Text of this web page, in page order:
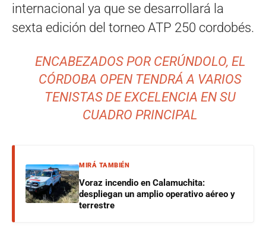
internacional ya que se desarrollará la
sexta edición del torneo ATP 250 cordobés.
ENCABEZADOS POR CERÚNDOLO, EL
CÓRDOBA OPEN TENDRÁ A VARIOS
TENISTAS DE EXCELENCIA EN SU
CUADRO PRINCIPAL
MIRÁ TAMBIÉN
Voraz incendio en Calamuchita:
despliegan un amplio operativo aéreo y
terrestre